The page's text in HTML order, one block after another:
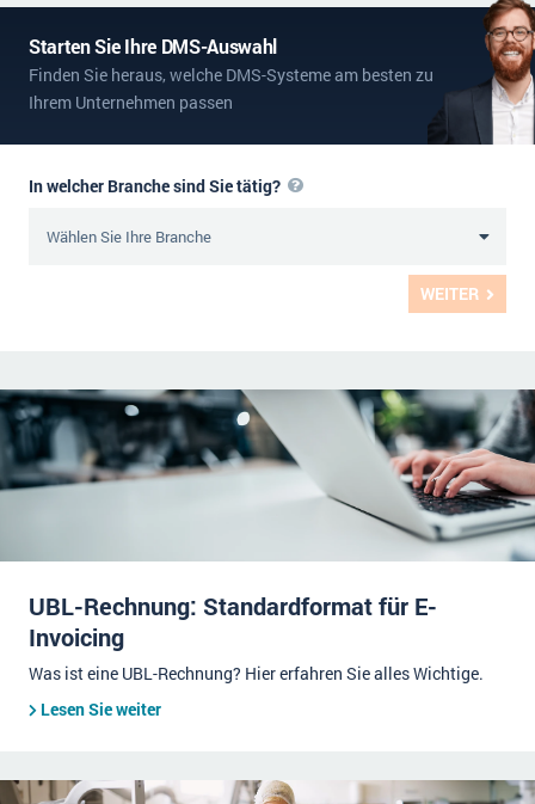
Starten Sie Ihre DMS-Auswahl
Finden Sie heraus, welche DMS-Systeme am besten zu
Ihrem Unternehmen passen
WEITER
In welcher Branche sind Sie tätig?
UBL-Rechnung: Standardformat für E-
Invoicing
Was ist eine UBL-Rechnung? Hier erfahren Sie alles Wichtige.
Lesen Sie weiter